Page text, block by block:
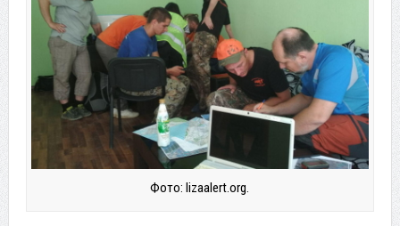
Фото: lizaalert.org.